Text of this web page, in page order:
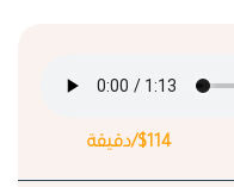
$114/دقيقة